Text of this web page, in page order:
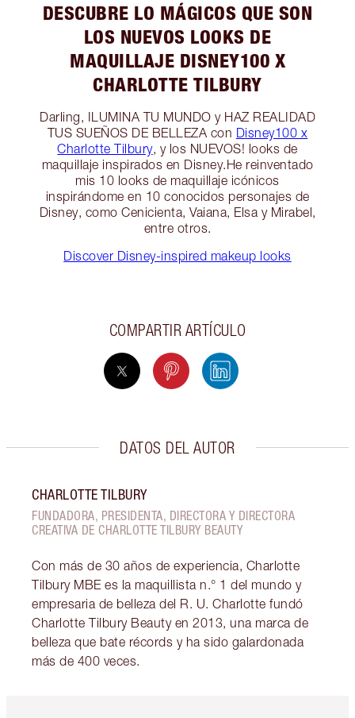
DESCUBRE LO MÁGICOS QUE SON
LOS NUEVOS LOOKS DE
MAQUILLAJE DISNEY100 X
CHARLOTTE TILBURY
Darling, ILUMINA TU MUNDO y HAZ REALIDAD
TUS SUEÑOS DE BELLEZA con Disney100 x
Charlotte Tilbury, y los NUEVOS! looks de
maquillaje inspirados en Disney.He reinventado
mis 10 looks de maquillaje icónicos
inspirándome en 10 conocidos personajes de
Disney, como Cenicienta, Vaiana, Elsa y Mirabel,
entre otros.
Discover Disney-inspired makeup looks
COMPARTIR ARTÍCULO
DATOS DEL AUTOR
CHARLOTTE TILBURY
FUNDADORA, PRESIDENTA, DIRECTORA Y DIRECTORA
CREATIVA DE CHARLOTTE TILBURY BEAUTY
Con más de 30 años de experiencia, Charlotte
Tilbury MBE es la maquillista n.° 1 del mundo y
empresaria de belleza del R. U. Charlotte fundó
Charlotte Tilbury Beauty en 2013, una marca de
belleza que bate récords y ha sido galardonada
más de 400 veces.